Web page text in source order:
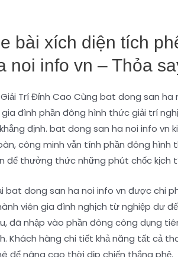
bài xích diện tích
noi info vn – Thỏa
đình phần đông hình thức giải trí
định. bat dong san ha noi info vn
công minh vẫn tính phần đông hình
để thưởng thức những phút chốc kịch
bat dong san ha noi info vn được chi
viên gia đình nghịch từ nghiệp dư
đã nhập vào phần đông công dụng
Khách hàng chi tiết khả năng tất cả